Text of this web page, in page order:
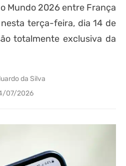
Mundo 2026 entre França
terça-feira, dia 14 de
totalmente exclusiva da
da Silva
07/2026